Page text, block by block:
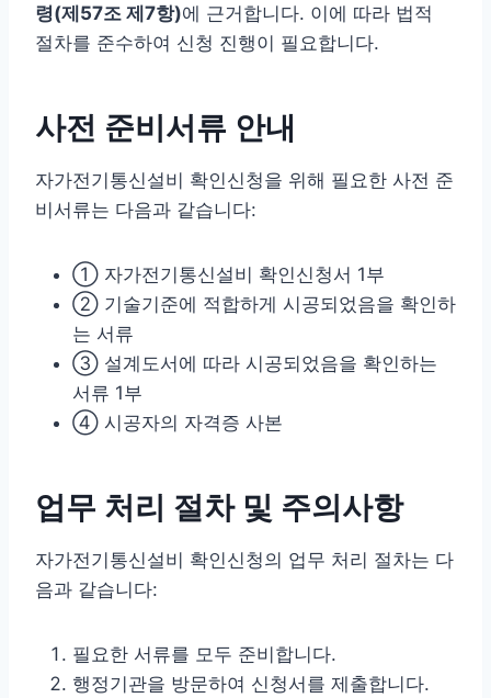
령(제57조 제7항)에 근거합니다. 이에 따라 법적
절차를 준수하여 신청 진행이 필요합니다.
사전 준비서류 안내
자가전기통신설비 확인신청을 위해 필요한 사전 준
비서류는 다음과 같습니다:
① 자가전기통신설비 확인신청서 1부
② 기술기준에 적합하게 시공되었음을 확인하
는 서류
③ 설계도서에 따라 시공되었음을 확인하는
서류 1부
④ 시공자의 자격증 사본
업무 처리 절차 및 주의사항
자가전기통신설비 확인신청의 업무 처리 절차는 다
음과 같습니다:
필요한 서류를 모두 준비합니다.
행정기관을 방문하여 신청서를 제출합니다.